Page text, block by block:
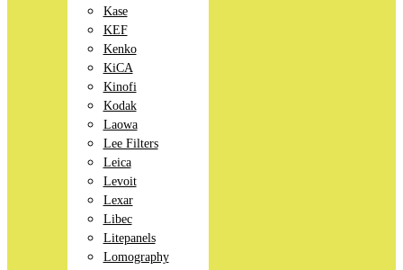
Kase
KEF
Kenko
KiCA
Kinofi
Kodak
Laowa
Lee Filters
Leica
Levoit
Lexar
Libec
Litepanels
Lomography